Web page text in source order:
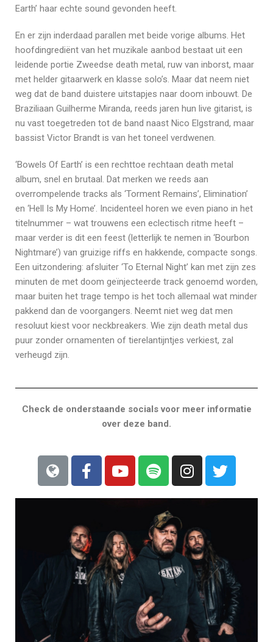
Earth’ haar echte sound gevonden heeft.
En er zijn inderdaad parallen met beide vorige albums. Het
hoofdingrediënt van het muzikale aanbod bestaat uit een
leidende portie Zweedse death metal, ruw van inborst, maar
met helder gitaarwerk en klasse solo’s. Maar dat neem niet
weg dat de band duistere uitstapjes naar doom inbouwt. De
Braziliaan Guilherme Miranda, reeds jaren hun live gitarist, is
nu vast toegetreden tot de band naast Nico Elgstrand, maar
bassist Victor Brandt is van het toneel verdwenen.
‘Bowels Of Earth’ is een rechttoe rechtaan death metal
album, snel en brutaal. Dat merken we reeds aan
overrompelende tracks als ‘Torment Remains’, Elimination’
en ‘Hell Is My Home’. Incidenteel horen we even piano in het
titelnummer – wat trouwens een eclectisch ritme heeft –
maar verder is dit een feest (letterlijk te nemen in ‘Bourbon
Nightmare’) van gruizige riffs en hakkende, compacte songs.
Een uitzondering: afsluiter ‘To Eternal Night’ kan met zijn zes
minuten de met doom geïnjecteerde track genoemd worden,
maar buiten het trage tempo is het toch allemaal wat minder
pakkend dan de voorgangers. Neemt niet weg dat men
resoluut kiest voor neckbreakers. Wie zijn death metal dus
puur zonder ornamenten of tierelantijntjes verkiest, zal
verheugd zijn.
Check de onderstaande socials voor meer informatie
over deze band.